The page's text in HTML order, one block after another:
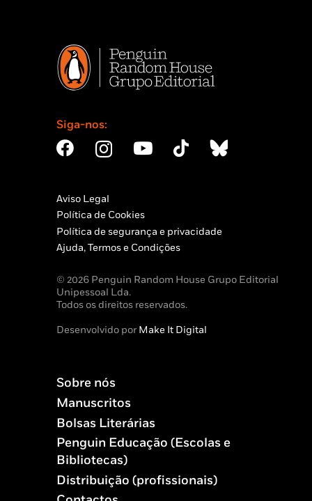
Siga-nos:
Aviso Legal
Política de Cookies
Política de segurança e privacidade
Ajuda, Termos e Condições
© 2026 Penguin Random House Grupo Editorial
Unipessoal Lda.
Todos os direitos reservados.
Desenvolvido porMake It Digital
Sobre nós
Manuscritos
Bolsas Literárias
Penguin Educação (Escolas e
Bibliotecas)
Distribuição (profissionais)